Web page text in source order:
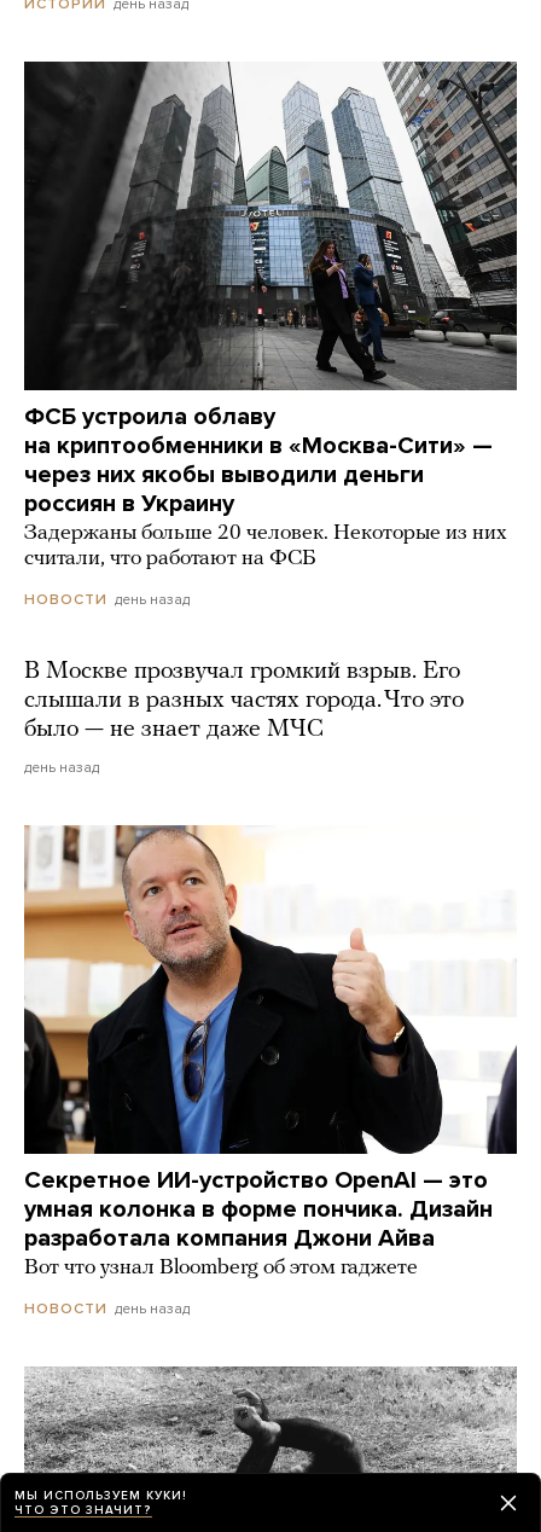
ФСБ устроила облаву
на криптообменники в «Москва-Сити» —
через них якобы выводили деньги
россиян в Украину
Задержаны больше 20 человек. Некоторые из них
считали, что работают на ФСБ
НОВОСТИ день назад
В Москве прозвучал громкий взрыв. Его
слышали в разных частях города. Что это
было — не знает даже МЧС
день назад
Секретное ИИ-устройство OpenAI — это
умная колонка в форме пончика. Дизайн
разработала компания Джони Айва
Вот что узнал Bloomberg об этом гаджете
НОВОСТИ день назад
МЫ ИСПОЛЬЗУЕМ КУКИ!
ЧТО ЭТО ЗНАЧИТ?